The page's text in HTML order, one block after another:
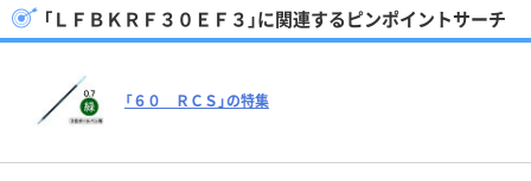
「ＬＦＢＫＲＦ３０ＥＦ３」に関連するピンポイントサーチ
「６０ ＲＣＳ」の特集